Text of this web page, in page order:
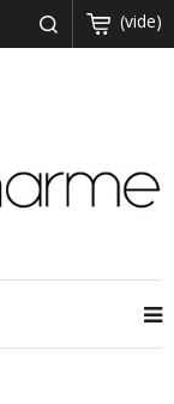
(vide)